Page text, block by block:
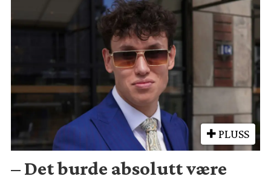
PLUSS
– Det burde absolutt være